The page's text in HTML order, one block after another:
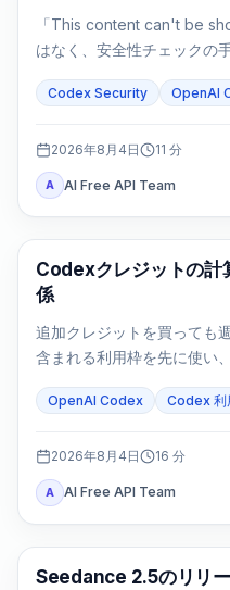
「This content can't be
はなく、安全性チェックの
Codex Security OpenAI
2026年8月4日 11 分
A AI Free API Team
AI Development Tools
Codexクレジットの計
係
追加クレジットを買っても
含まれる利用枠を先に使い
OpenAI Codex Codex 利
2026年8月4日 16 分
A AI Free API Team
AI Video Generation
Seedance 2.5のリリ